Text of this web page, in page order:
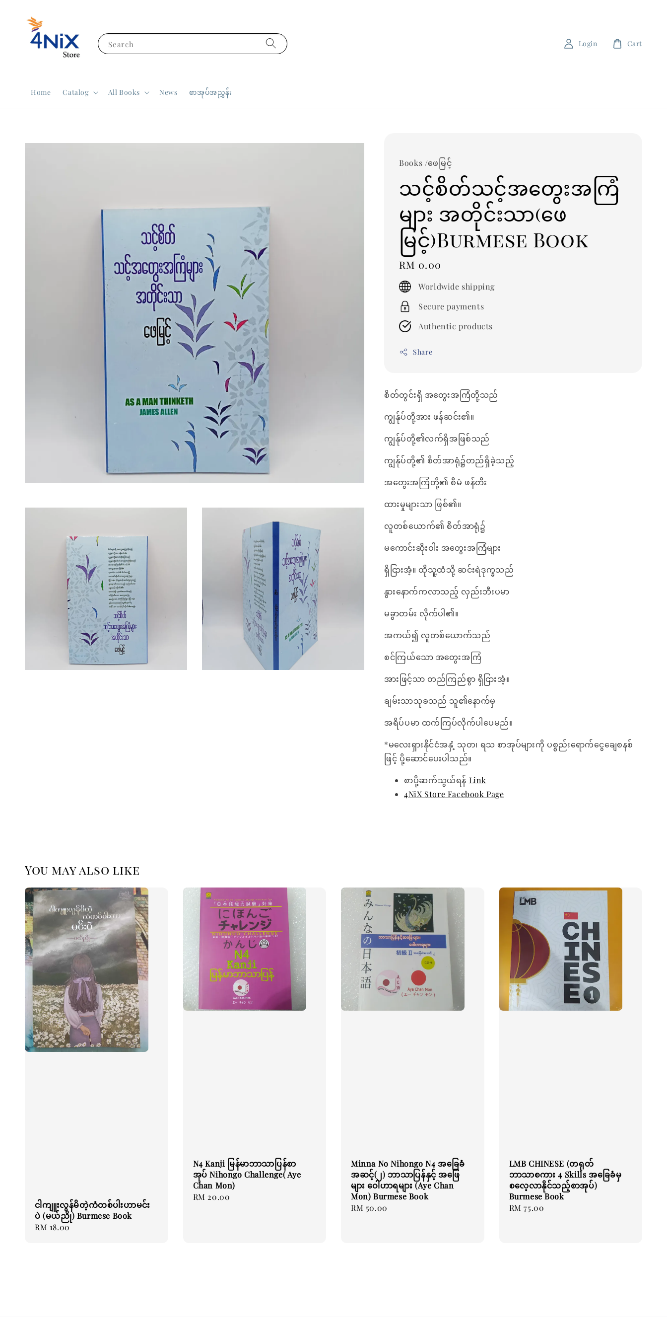
Search
Home Catalog All Books News စာအုပ်အညွှန်း
Login Cart
Books /ဖေမြင့်
သင့်စိတ်သင့်အ​တွေးအကြံ
များ အတိုင်းသာ(ဖေ
မြင့်)Burmese Book
Regular
price
RM 0.00
Worldwide shipping
Secure payments
Authentic products
Share
စိတ်တွင်းရှိ အတွေးအကြံတို့သည်
ကျွန်ုပ်တို့အား ဖန်ဆင်း၏။
ကျွန်ုပ်တို့၏လက်ရှိအဖြစ်သည်
ကျွန်ုပ်တို့၏ စိတ်အာရုံ၌တည်ရှိခဲ့သည့်
အတွေးအကြံတို့၏ စီမံ ဖန်တီး
ထားမှုများသာ ဖြစ်၏။
လူတစ်ယောက်၏ စိတ်အာရုံ၌
မကောင်းဆိုးဝါး အတွေးအကြံများ
ရှိငြားအံ့။ ထိုသူ့ထံသို့ ဆင်းရဲဒုက္ခသည်
နွားနောက်ကလာသည့် လှည်းဘီးပမာ
မခွာတမ်း လိုက်ပါ၏။
အကယ်၍ လူတစ်ယောက်သည်
စင်ကြယ်သော အတွေးအကြံ
အားဖြင့်သာ တည်ကြည်စွာ ရှိငြားအံ့။
ချမ်းသာသုခသည် သူ၏နောက်မှ
အရိပ်ပမာ ထက်ကြပ်လိုက်ပါပေမည်။
*မလေးရှားနိုင်ငံအနှံ့ သုတ၊ ရသ စာအုပ်များကို ပစ္စည်းရောက်ငွေချေစနစ်
ဖြင့် ပို့ဆောင်ပေးပါသည်။
စာပို့ဆက်သွယ်ရန် Link
4NiX Store Facebook Page
You may also like
ငါကျူးလွန်မိတဲ့ကံတစ်ပါးဟာမင်း
ပဲ (မယ်ညို) Burmese Book
Regular
RM 18.00
N4 Kanji မြန်မာဘာသာပြန်စာ
အုပ် Nihongo Challenge( Aye
Chan Mon)
Regular
RM 20.00
Minna No Nihongo ‌N4 အခြေခံ
အဆင့်(၂) ဘာသာပြန်နှင့် အဖြေ
များ ဝေါဟာရများ (Aye Chan
Mon) Burmese Book
Regular
RM 50.00
LMB CHINESE (တရုတ်
ဘာသာစကား 4 Skills အခြေခံမှ
စလေ့လာနိုင်သည့်စာအုပ်)
Burmese Book
Regular
RM 75.00